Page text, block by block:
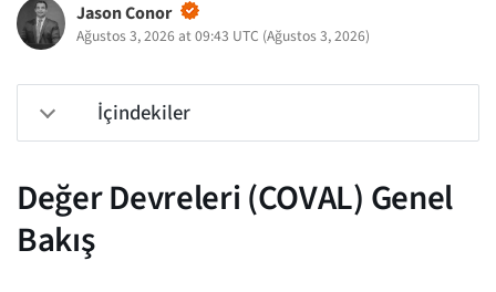
Jason Conor
Ağustos 3, 2026 at 09:43 UTC (Ağustos 3, 2026)
İçindekiler
Değer Devreleri (COVAL) Genel
Bakış